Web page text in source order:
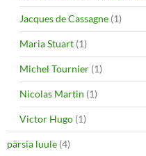
Jacques de Cassagne (1)
Maria Stuart (1)
Michel Tournier (1)
Nicolas Martin (1)
Victor Hugo (1)
pärsia luule (4)